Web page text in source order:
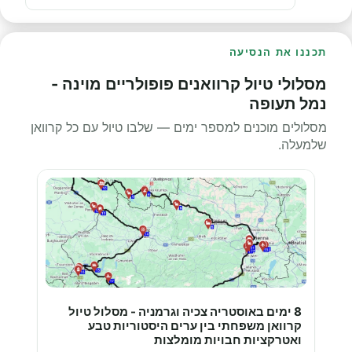
תכננו את הנסיעה
מסלולי טיול קרוואנים פופולריים מוינה -
נמל תעופה
מסלולים מוכנים למספר ימים — שלבו טיול עם כל קרוואן
שלמעלה.
8 ימים באוסטריה צכיה וגרמניה - מסלול טיול
קרוואן משפחתי בין ערים היסטוריות טבע
ואטרקציות חבויות מומלצות